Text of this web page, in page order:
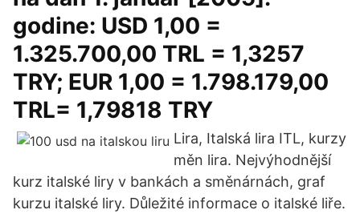
godine: USD 1,00 =
1.325.700,00 TRL = 1,3257
TRY; EUR 1,00 = 1.798.179,00
TRL= 1,79818 TRY
Lira, Italská lira ITL, kurzy
měn lira. Nejvýhodnější
kurz italské liry v bankách a směnárnách, graf
kurzu italské liry. Důležité informace o italské liře.